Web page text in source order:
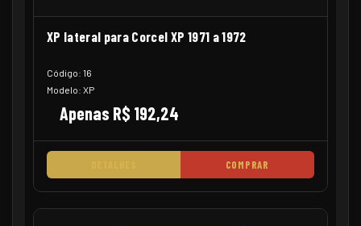
XP lateral para Corcel XP 1971 a 1972
Código: 16
Modelo: XP
Apenas R$ 192,24
COMPRAR